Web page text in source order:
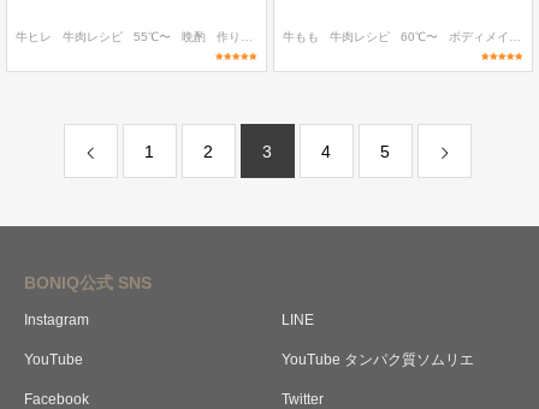
牛ヒレ 牛肉レシピ 55℃〜 晩酌 作り置き 牛もも 牛肉レシピ 60℃〜 ボディメイク
1 2 3 4 5
BONIQ公式 SNS
Instagram LINE
YouTube YouTube タンパク質ソムリエ
Facebook Twitter